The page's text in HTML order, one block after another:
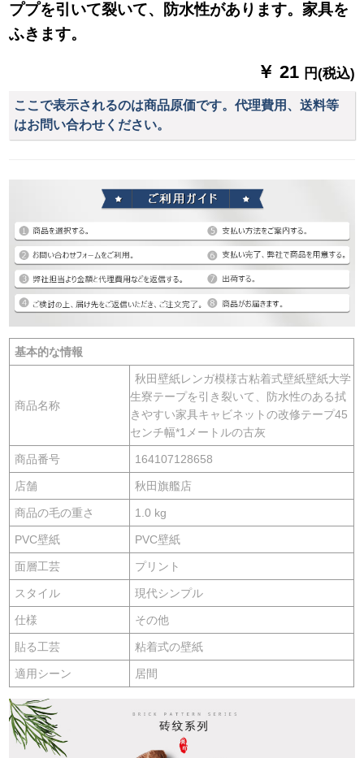
ププを引いて裂いて、防水性があります。家具を
ふきます。
￥ 21 円(税込)
ここで表示されるのは商品原価です。代理費用、送料等
はお問い合わせください。
基本的な情報
商品名称
秋田壁紙レンガ模様古粘着式壁紙壁紙大学
生寮テープを引き裂いて、防水性のある拭
きやすい家具キャビネットの改修テープ45
センチ幅*1メートルの古灰
商品番号 164107128658
店舗 秋田旗艦店
商品の毛の重さ 1.0 kg
PVC壁紙 PVC壁紙
面層工芸 プリント
スタイル 現代シンプル
仕様 その他
貼る工芸 粘着式の壁紙
適用シーン 居間